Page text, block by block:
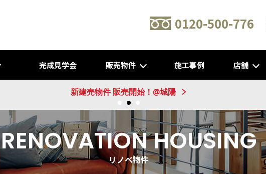
0120-500-776
完成見学会 販売物件 施工事例 店舗
新建売物件 販売開始！@城陽
RENOVATION HOUSING
リノベ物件